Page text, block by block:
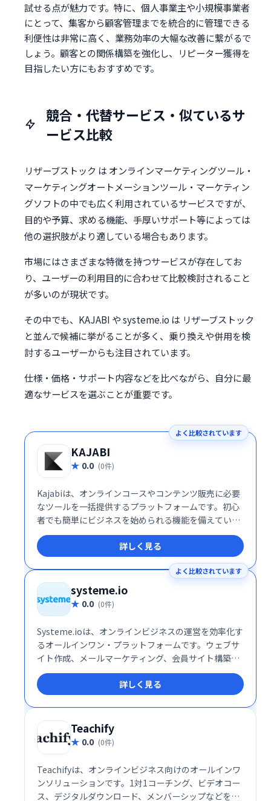
試せる点が魅力です。特に、個人事業主や小規模事業者
にとって、集客から顧客管理までを統合的に管理できる
利便性は非常に高く、業務効率の大幅な改善に繋がるで
しょう。顧客との関係構築を強化し、リピーター獲得を
目指したい方にもおすすめです。
競合・代替サービス・似ているサ
ービス比較
リザーブストック は オンラインマーケティングツール・
マーケティングオートメーションツール・マーケティン
グソフトの中でも広く利用されているサービスですが、
目的や予算、求める機能、手厚いサポート等によっては
他の選択肢がより適している場合もあります。
市場にはさまざまな特徴を持つサービスが存在してお
り、ユーザーの利用目的に合わせて比較検討されること
が多いのが現状です。
その中でも、KAJABI や systeme.io は リザーブストック
と並んで候補に挙がることが多く、乗り換えや併用を検
討するユーザーからも注目されています。
仕様・価格・サポート内容などを比べながら、自分に最
適なサービスを選ぶことが重要です。
よく比較されています
KAJABI
0.0 (0件)
Kajabiは、オンラインコースやコンテンツ販売に必要
なツールを一括提供するプラットフォームです。初心
者でも簡単にビジネスを始められる機能を備えていま
す。
詳しく見る
よく比較されています
systeme.io
0.0 (0件)
Systeme.ioは、オンラインビジネスの運営を効率化す
るオールインワン・プラットフォームです。ウェブサ
イト作成、メールマーケティング、会員サイト構築、
アフィリエイト機能など、ビジネスに必要なツールが
全て揃っています。30万人以上の起業家が利用し、そ
の信頼性を証明しています。規模や目的に関わらず、
オンラインビジネスの成長を強力にサポートします。
無料トライアルもご用意していますので、ぜひお試し
ください。
詳しく見る
Teachify
0.0 (0件)
Teachifyは、オンラインビジネス向けのオールインワ
ンソリューションです。1対1コーチング、ビデオコー
ス、デジタルダウンロード、メンバーシップなどを、